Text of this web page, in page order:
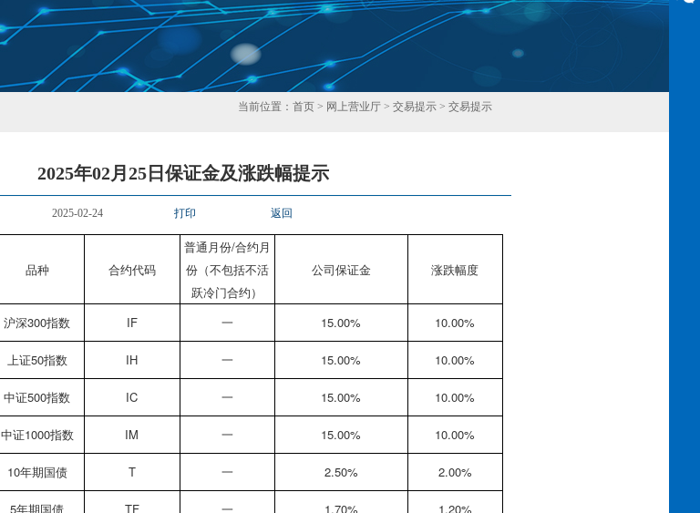
当前位置： 首页 > 网上营业厅 > 交易提示 > 交易提示
2025年02月25日保证金及涨跌幅提示
2025-02-24 打印 返回
品种 合约代码
普通月份/合约月
份（不包括不活
跃冷门合约）
公司保证金 涨跌幅度
沪深300指数 IF 一 15.00% 10.00%
上证50指数 IH 一 15.00% 10.00%
中证500指数 IC 一 15.00% 10.00%
中证1000指数 IM 一 15.00% 10.00%
10年期国债 T 一 2.50% 2.00%
5年期国债 TF 一 1.70% 1.20%